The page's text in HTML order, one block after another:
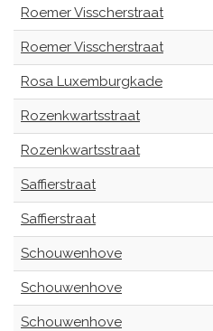
Roemer Visscherstraat
Roemer Visscherstraat
Rosa Luxemburgkade
Rozenkwartsstraat
Rozenkwartsstraat
Saffierstraat
Saffierstraat
Schouwenhove
Schouwenhove
Schouwenhove